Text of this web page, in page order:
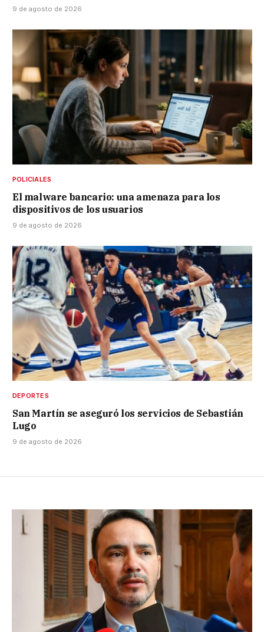
9 de agosto de 2026
POLICIALES
El malware bancario: una amenaza para los
dispositivos de los usuarios
9 de agosto de 2026
DEPORTES
San Martín se aseguró los servicios de Sebastián
Lugo
9 de agosto de 2026